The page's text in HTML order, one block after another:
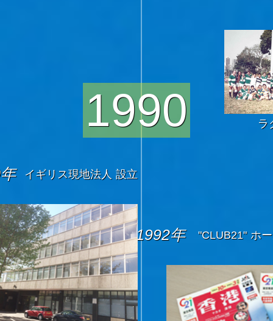
ラ
1990
1992年 "CLUB21" ホ
イギリス現地法人 設立